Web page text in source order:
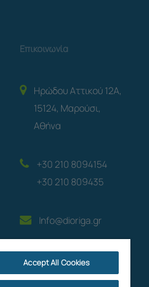
Επικοινωνία
Ηρώδου Αττικού 12A,
15124, Μαρούσι,
Αθήνα
+30 210 8094154
+30 210 809435
Info@dioriga.gr
Accept All Cookies